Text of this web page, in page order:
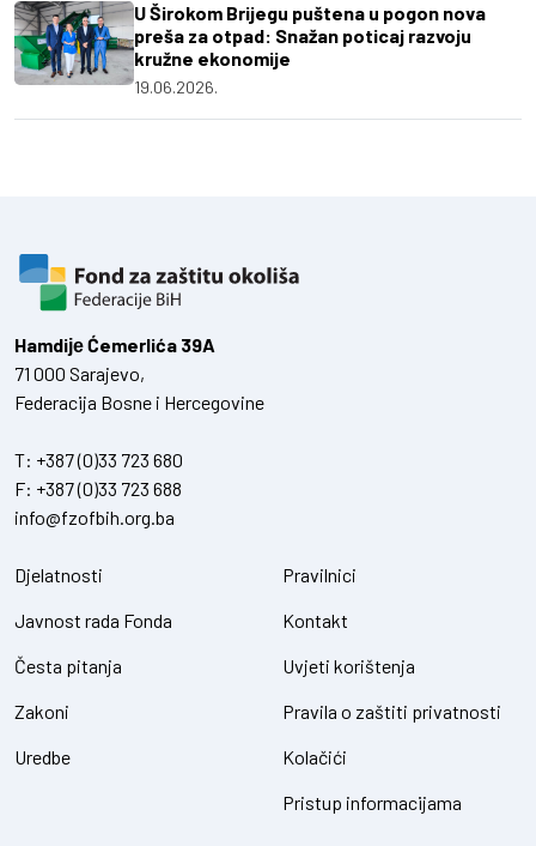
U Širokom Brijegu puštena u pogon nova
preša za otpad: Snažan poticaj razvoju
kružne ekonomije
19.06.2026.
Hamdiје Ćemerlića 39A
71 000 Sarajevo,
Federacija Bosne i Hercegovine
T: +387 (0)33 723 680
F: +387 (0)33 723 688
info@fzofbih.org.ba
Djelatnosti
Javnost rada Fonda
Česta pitanja
Zakoni
Uredbe
Pravilnici
Kontakt
Uvjeti korištenja
Pravila o zaštiti privatnosti
Kolačići
Pristup informacijama